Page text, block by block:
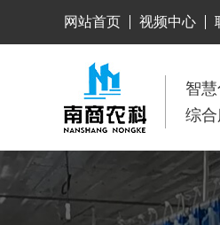
网站首页 视频中心
智
综